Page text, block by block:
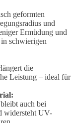
geformten
und
Ermüdung und
schwierigen
die
Leistung – ideal für
auch bei
widersteht UV-